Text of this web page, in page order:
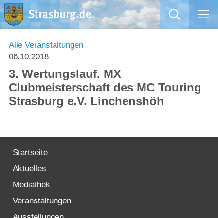
Mängelmeldung
Rathaus
Willkommen in Strasburg (Uckermark)
Alle Veranstaltungen
06.10.2018
3. Wertungslauf. MX
Clubmeisterschaft des MC Touring
Strasburg e.V. Linchenshöh
Startseite
Aktuelles
Mediathek
Veranstaltungen